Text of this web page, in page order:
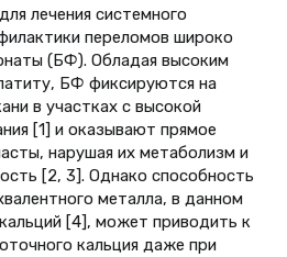
лечения системного
переломов широко
(БФ). Обладая высоким
БФ фиксируются на
в участках с высокой
[1] и оказывают прямое
нарушая их метаболизм и
[2, 3]. Однако способность
металла, в данном
[4], может приводить к
кальция даже при